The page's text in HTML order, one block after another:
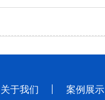
关于我们 案例展示